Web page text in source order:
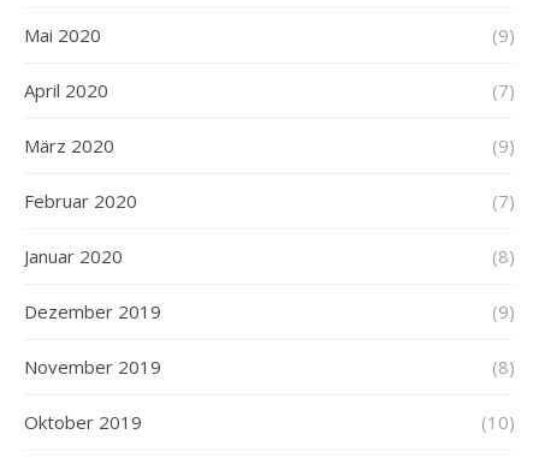
Mai 2020 (9)
April 2020 (7)
März 2020 (9)
Februar 2020 (7)
Januar 2020 (8)
Dezember 2019 (9)
November 2019 (8)
Oktober 2019 (10)